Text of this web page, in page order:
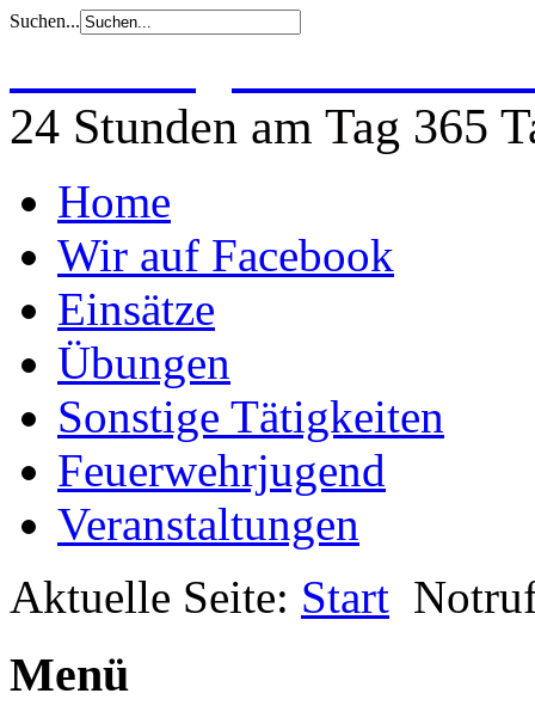
Suchen...
24 Stunden am Tag 365
Home
Wir auf Facebook
Einsätze
Übungen
Sonstige Tätigkeiten
Feuerwehrjugend
Veranstaltungen
Aktuelle Seite: Start
Menü